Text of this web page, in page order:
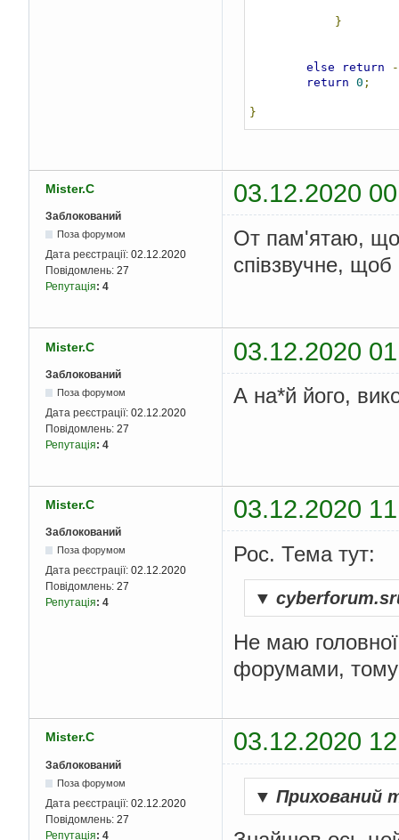
}
else return -
return 0 ;
}
Mister.C 03.12.2020
Заблокований
Поза форумом
Дата реєстрації: 02.12.2020
Повідомлень: 27
Репутація: 4
От пам'ятаю, що
співзвучне,
Mister.C 03.12.2020
Заблокований
Поза форумом
Дата реєстрації: 02.12.2020
Повідомлень: 27
Репутація: 4
А на*й його,
Mister.C 03.12.2020
Заблокований
Поза форумом
Дата реєстрації: 02.12.2020
Повідомлень: 27
Репутація: 4
Рос. Тема тут:
▼
Не маю
форумами, тому
Mister.C 03.12.2020
Заблокований
Поза форумом
Дата реєстрації: 02.12.2020
Повідомлень: 27
Репутація: 4
▼ Прихований